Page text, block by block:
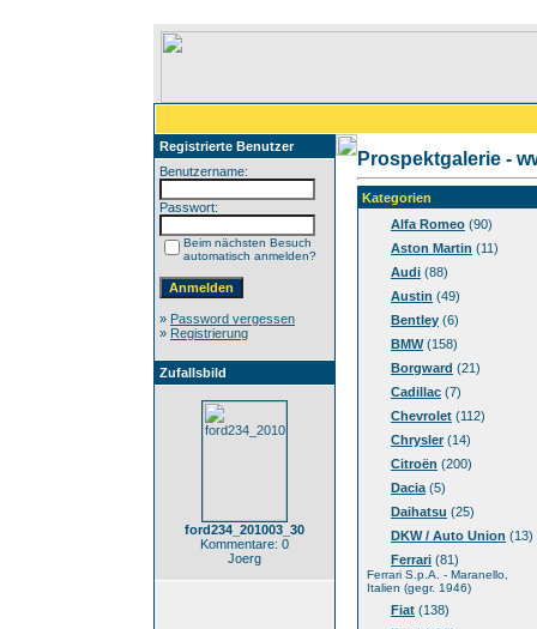
Registrierte Benutzer
Benutzername:
Passwort:
Beim nächsten Besuch
automatisch anmelden?
» Password vergessen
» Registrierung
Zufallsbild
ford234_201003_30
Kommentare: 0
Joerg
Prospektgalerie -
Kategorien
Alfa Romeo (90)
Aston Martin (11)
Audi (88)
Austin (49)
Bentley (6)
BMW(158)
Borgward (21)
Cadillac (7)
Chevrolet (112)
Chrysler(14)
Citroën (200)
Dacia (5)
Daihatsu (25)
DKW / Auto Union (13)
Ferrari (81)
Ferrari S.p.A. - Maranello,
Italien (gegr. 1946)
Fiat (138)